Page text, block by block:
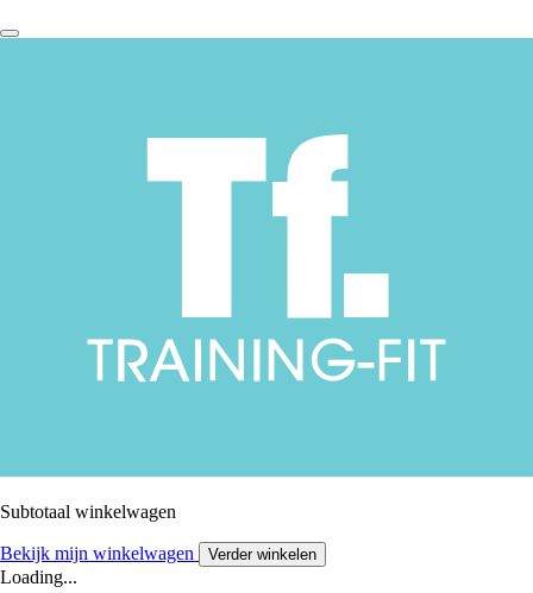
Subtotaal winkelwagen
Bekijk mijn winkelwagen Verder winkelen
Loading...